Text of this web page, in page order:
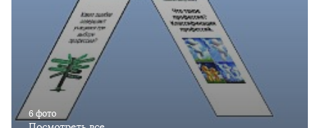
6 фото